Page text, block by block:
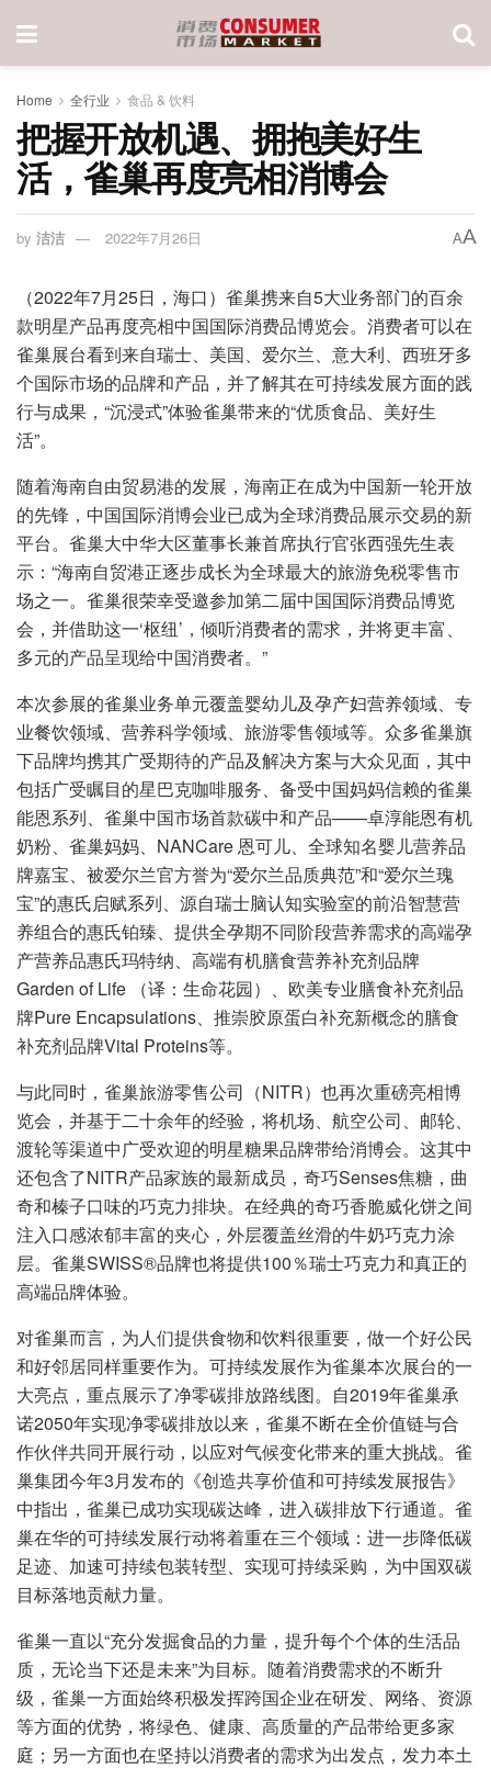
Home 全行业 食品 & 饮料
把握开放机遇、拥抱美好生
活，雀巢再度亮相消博会
by 洁洁 2022年7月26日 AA
（2022年7月25日，海口）雀巢携来自5大业务部门的百余
款明星产品再度亮相中国国际消费品博览会。消费者可以在
雀巢展台看到来自瑞士、美国、爱尔兰、意大利、西班牙多
个国际市场的品牌和产品，并了解其在可持续发展方面的践
行与成果，“沉浸式”体验雀巢带来的“优质食品、美好生
活”。
随着海南自由贸易港的发展，海南正在成为中国新一轮开放
的先锋，中国国际消博会业已成为全球消费品展示交易的新
平台。雀巢大中华大区董事长兼首席执行官张西强先生表
示：“海南自贸港正逐步成长为全球最大的旅游免税零售市
场之一。雀巢很荣幸受邀参加第二届中国国际消费品博览
会，并借助这一‘枢纽’，倾听消费者的需求，并将更丰富、
多元的产品呈现给中国消费者。”
本次参展的雀巢业务单元覆盖婴幼儿及孕产妇营养领域、专
业餐饮领域、营养科学领域、旅游零售领域等。众多雀巢旗
下品牌均携其广受期待的产品及解决方案与大众见面，其中
包括广受瞩目的星巴克咖啡服务、备受中国妈妈信赖的雀巢
能恩系列、雀巢中国市场首款碳中和产品——卓淳能恩有机
奶粉、雀巢妈妈、NANCare 恩可儿、全球知名婴儿营养品
牌嘉宝、被爱尔兰官方誉为“爱尔兰品质典范”和“爱尔兰瑰
宝”的惠氏启赋系列、源自瑞士脑认知实验室的前沿智慧营
养组合的惠氏铂臻、提供全孕期不同阶段营养需求的高端孕
产营养品惠氏玛特纳、高端有机膳食营养补充剂品牌
Garden of Life （译：生命花园）、欧美专业膳食补充剂品
牌Pure Encapsulations、推崇胶原蛋白补充新概念的膳食
补充剂品牌Vital Proteins等。
与此同时，雀巢旅游零售公司（NITR）也再次重磅亮相博
览会，并基于二十余年的经验，将机场、航空公司、邮轮、
渡轮等渠道中广受欢迎的明星糖果品牌带给消博会。这其中
还包含了NITR产品家族的最新成员，奇巧Senses焦糖，曲
奇和榛子口味的巧克力排块。在经典的奇巧香脆威化饼之间
注入口感浓郁丰富的夹心，外层覆盖丝滑的牛奶巧克力涂
层。雀巢SWISS®品牌也将提供100％瑞士巧克力和真正的
高端品牌体验。
对雀巢而言，为人们提供食物和饮料很重要，做一个好公民
和好邻居同样重要作为。可持续发展作为雀巢本次展台的一
大亮点，重点展示了净零碳排放路线图。自2019年雀巢承
诺2050年实现净零碳排放以来，雀巢不断在全价值链与合
作伙伴共同开展行动，以应对气候变化带来的重大挑战。雀
巢集团今年3月发布的《创造共享价值和可持续发展报告》
中指出，雀巢已成功实现碳达峰，进入碳排放下行通道。雀
巢在华的可持续发展行动将着重在三个领域：进一步降低碳
足迹、加速可持续包装转型、实现可持续采购，为中国双碳
目标落地贡献力量。
雀巢一直以“充分发掘食品的力量，提升每个个体的生活品
质，无论当下还是未来”为目标。随着消费需求的不断升
级，雀巢一方面始终积极发挥跨国企业在研发、网络、资源
等方面的优势，将绿色、健康、高质量的产品带给更多家
庭；另一方面也在坚持以消费者的需求为出发点，发力本土